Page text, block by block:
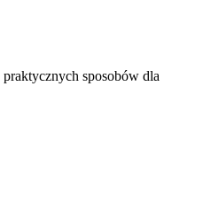
sposobów dla